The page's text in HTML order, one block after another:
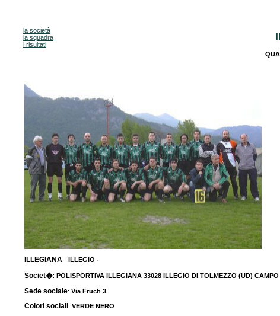
la società
la squadra
i risultati
ILLEGIANA - ILLEGIO -
Societ�: POLISPORTIVA ILLEGIANA 33028 ILLEGIO DI TOLMEZZO (UD)
Sede sociale: Via Fruch 3
Colori sociali: VERDE NERO